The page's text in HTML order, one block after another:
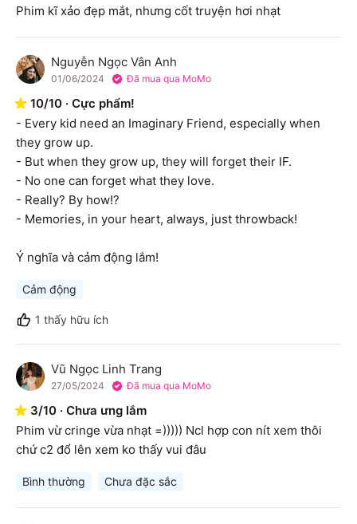
Phim kĩ xảo đẹp mắt, nhưng cốt truyện hơi nhạt
N Nguyễn Ngọc Vân Anh
01/06/2024 Đã mua qua MoMo
10/10 · Cực phẩm!
- Every kid need an Imaginary Friend, especially when
they grow up.
- But when they grow up, they will forget their IF.
- No one can forget what they love.
- Really? By how!?
- Memories, in your heart, always, just throwback!
Ý nghĩa và cảm động lắm!
Cảm động
1 thấy hữu ích
V Vũ Ngọc Linh Trang
27/05/2024 Đã mua qua MoMo
3/10 · Chưa ưng lắm
Phim vừ cringe vừa nhạt =))))) Ncl hợp con nít xem thôi
chứ c2 đổ lên xem ko thấy vui đâu
Bình thường Chưa đặc sắc